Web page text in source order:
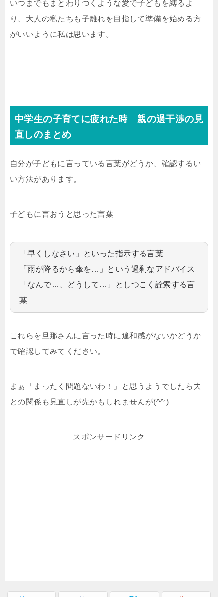
いつまでもまとわりつくような愛で子どもを縛るよ
り、大人の私たちも子離れを目指して準備を始める方
がいいように私は思います。
中学生の子育てに疲れた時 親の過干渉の見
直しのまとめ
自分が子どもに言っている言葉がどうか、確認するい
い方法があります。
子どもに言おうと思った言葉
「早くしなさい」といった指示する言葉
「雨が降るから傘を…」という過剰なアドバイス
「なんで…、どうして…」としつこく詮索する言
葉
これらを旦那さんに言った時に違和感がないかどうか
で確認してみてください。
まぁ「まったく問題ないわ！」と思うようでしたら夫
との関係も見直しが先かもしれませんが(^^;)
スポンサードリンク